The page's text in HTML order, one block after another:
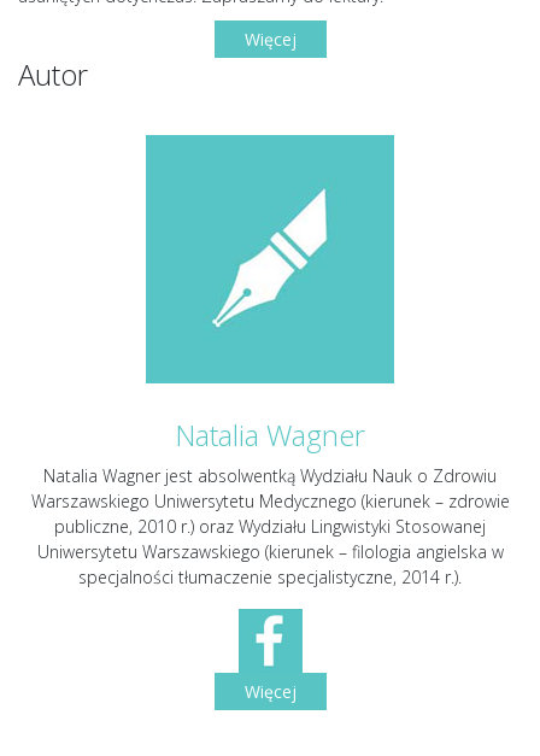
Więcej
Autor
Natalia Wagner
Natalia Wagner jest absolwentką Wydziału Nauk o Zdrowiu
Warszawskiego Uniwersytetu Medycznego (kierunek – zdrowie
publiczne, 2010 r.) oraz Wydziału Lingwistyki Stosowanej
Uniwersytetu Warszawskiego (kierunek – filologia angielska w
specjalności tłumaczenie specjalistyczne, 2014 r.).
Więcej